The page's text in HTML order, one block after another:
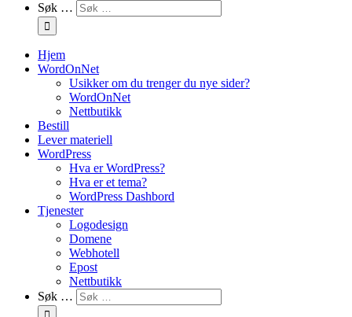
Søk …
Hjem
WordOnNet
Usikker om du trenger du nye sider?
WordOnNet
Nettbutikk
Bestill
Lever materiell
WordPress
Hva er WordPress?
Hva er et tema?
WordPress Dashbord
Tjenester
Logodesign
Domene
Webhotell
Epost
Nettbutikk
Søk …